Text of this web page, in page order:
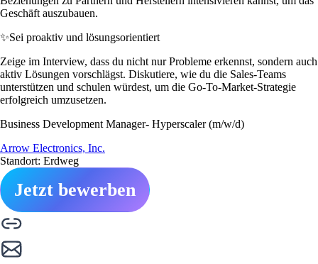
Geschäft auszubauen.
✨Sei proaktiv und lösungsorientiert
Zeige im Interview, dass du nicht nur Probleme erkennst, sondern auch
aktiv Lösungen vorschlägst. Diskutiere, wie du die Sales-Teams
unterstützen und schulen würdest, um die Go-To-Market-Strategie
erfolgreich umzusetzen.
Business Development Manager- Hyperscaler (m/w/d)
Arrow Electronics, Inc.
Standort: Erdweg
Jetzt bewerben